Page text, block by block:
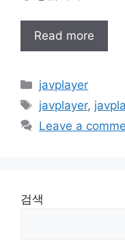
Read more
Categories
javplayer
Tags
javplayer,
Leave a
검색